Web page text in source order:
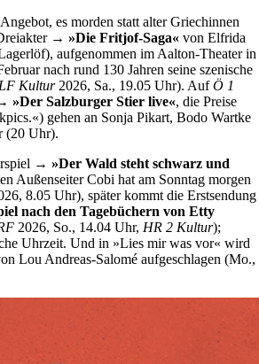
es morden statt alter Griechinnen
→ »Die Fritjof-Saga« von Elfrida
aufgenommen im Aalton-Theater in
nach rund 130 Jahren seine szenische
Kultur2026, Sa., 19.05 Uhr). AufÖ 1
»Der Salzburger Stier live«, die Preise
gehen an Sonja Pikart, Bodo Wartke
(20 Uhr).
→ »Der Wald steht schwarz und
Außenseiter Cobi hat am Sonntag morgen
8.05 Uhr), später kommt die Erstsendung
nach den Tagebüchern von Etty
2026, So., 14.04 Uhr, HR 2 Kultur);
Uhrzeit. Und in »Lies mir was vor« wird
Lou Andreas-Salomé aufgeschlagen (Mo.,